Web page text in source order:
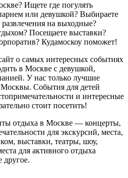
Ищете где погулять
или девушкой? Выбираете
на выходные?
Посещаете выставки?
Кудамоскоу поможет!
о самых интересных событиях
в Москве с девушкой,
У нас только лучшие
События для детей
и интересные
стоит посетить!
отдыха в Москве — концерты,
для экскурсий, места,
выставки, театры, шоу,
для активного отдыха
другое.